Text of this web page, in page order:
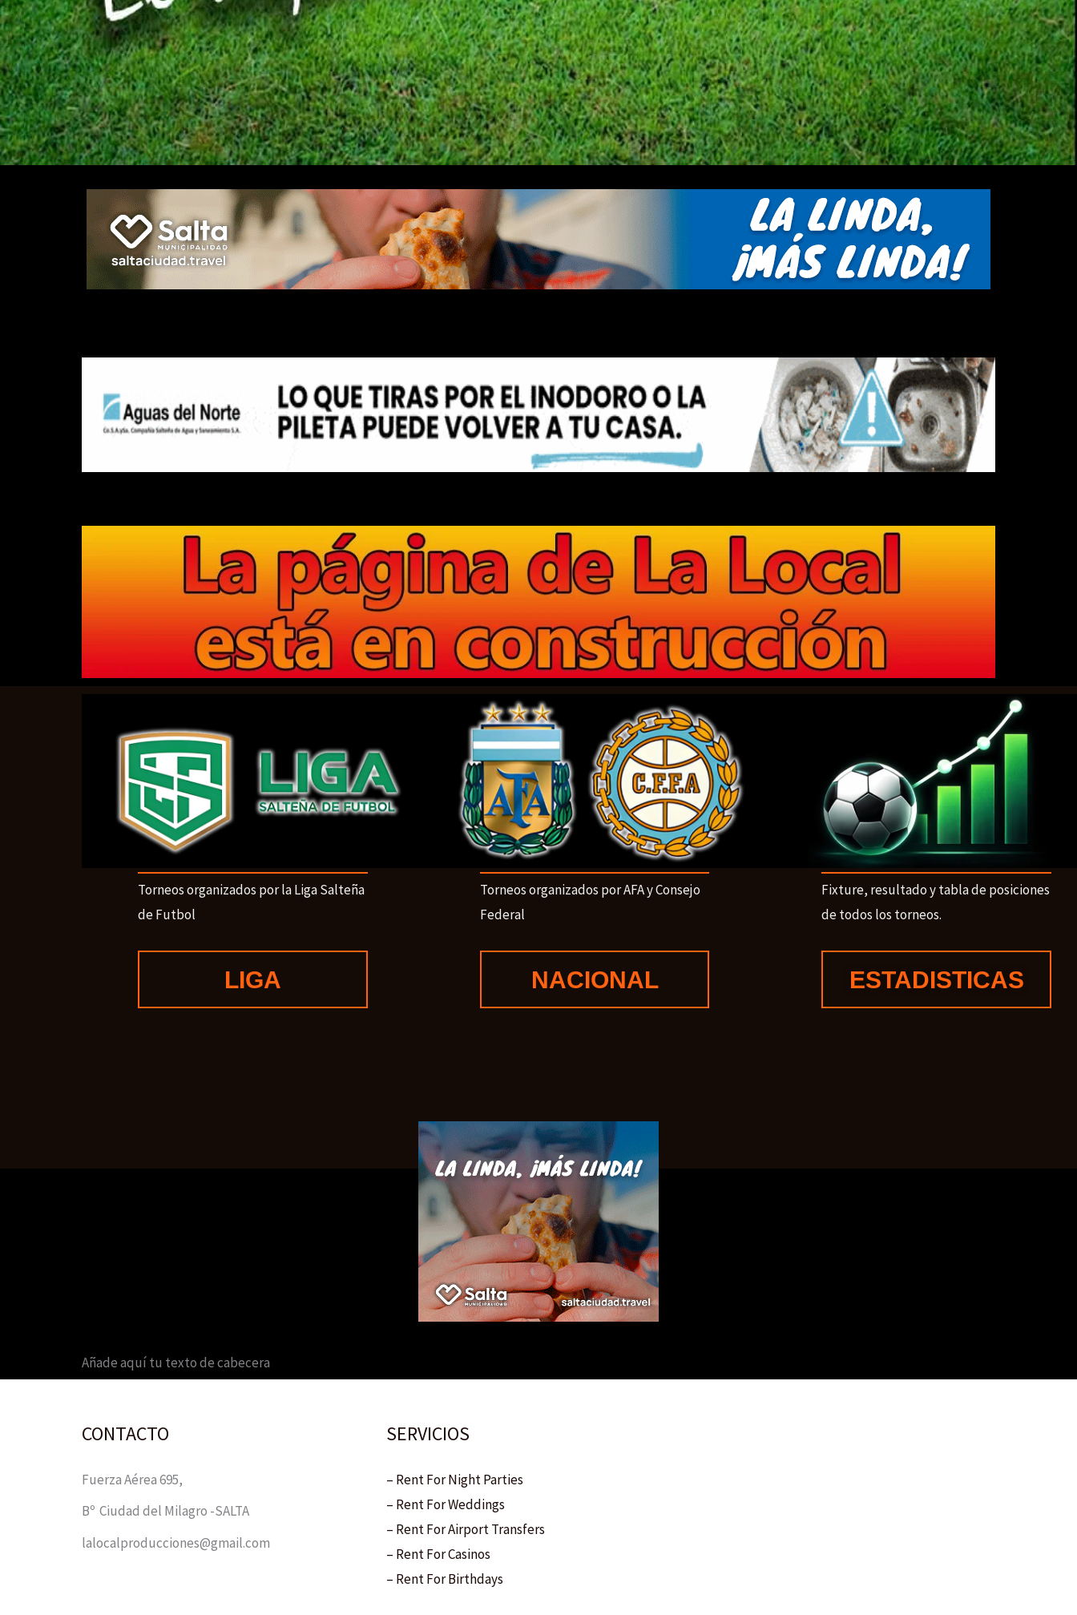
Torneos organizados por la Liga Salteña
de Futbol
LIGA
Torneos organizados por AFA y Consejo
Federal
NACIONAL
Fixture, resultado y tabla de posiciones
de todos los torneos.
ESTADISTICAS
Añade aquí tu texto de cabecera
CONTACTO
Fuerza Aérea 695,
Bº Ciudad del Milagro -SALTA
lalocalproducciones@gmail.com
SERVICIOS
– Rent For Night Parties
– Rent For Weddings
– Rent For Airport Transfers
– Rent For Casinos
– Rent For Birthdays